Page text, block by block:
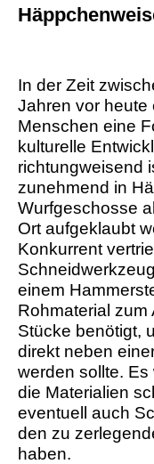
In der Zeit
Jahren vor heute
Menschen eine
kulturelle
richtungweisend
zunehmend in
Wurfgeschosse
Ort aufgeklaubt
Konkurrent
einem
Rohmaterial
Stücke benötigt,
direkt neben
werden sollte. Es
die Materialien
eventuell auch
den zu
haben.